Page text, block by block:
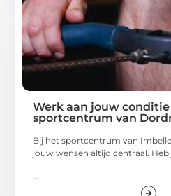
Werk aan jouw
sportcentrum van
Bij het sportcentrum van
jouw wensen altijd centraal. Heb